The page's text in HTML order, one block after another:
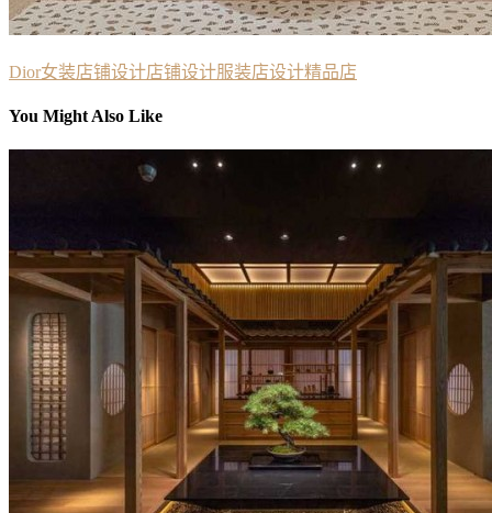
Dior女装店铺设计店铺设计服装店设计精品店
You Might Also Like